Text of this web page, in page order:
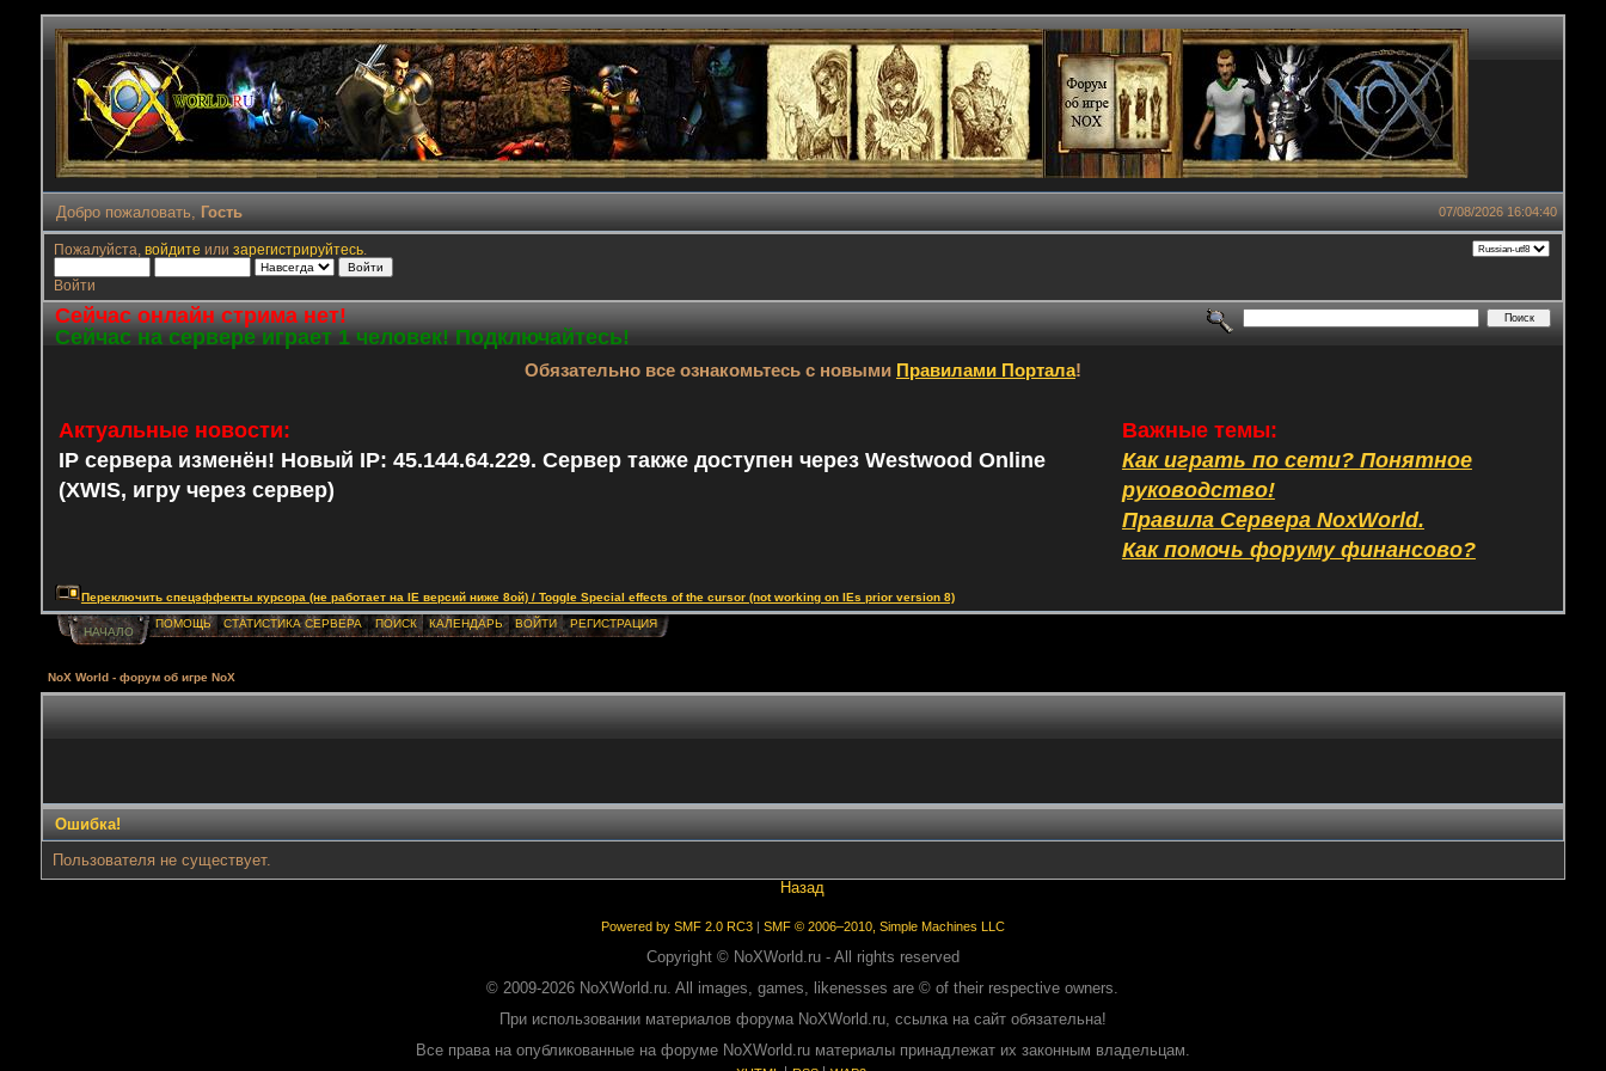
07/08/2026 16:04:40
Добро пожаловать, Гость
Пожалуйста, войдите или зарегистрируйтесь.
Войти
Сейчас онлайн стрима нет!
Сейчас на сервере играет 1 человек! Подключайтесь!
Обязательно все ознакомьтесь с новыми Правилами Портала!
Актуальные новости:
IP сервера изменён! Новый IP: 45.144.64.229. Сервер также доступен через Westwood Online
(XWIS, игру через сервер)
Важные темы:
Как играть по сети? Понятное
руководство!
Правила Сервера NoxWorld.
Как помочь форуму финансово?
Переключить спецэффекты курсора (не работает на IE версий ниже 8ой) / Toggle Special effects of the cursor (not working on IEs prior version 8)
НАЧАЛО
ПОМОЩЬ СТАТИСТИКА СЕРВЕРА ПОИСК КАЛЕНДАРЬ ВОЙТИ РЕГИСТРАЦИЯ
NoX World - форум об игре NoX
Ошибка!
Пользователя не существует.
Назад
Powered by SMF 2.0 RC3| SMF © 2006–2010, Simple Machines LLC
Copyright © NoXWorld.ru - All rights reserved
© 2009-2026 NoXWorld.ru. All images, games, likenesses are © of their respective owners.
При использовании материалов форума NoXWorld.ru, ссылка на сайт обязательна!
Все права на опубликованные на форуме NoXWorld.ru материалы принадлежат их законным владельцам.